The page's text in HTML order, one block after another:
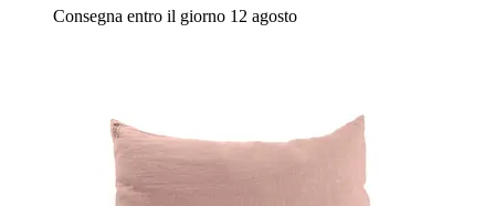
Consegna entro il giorno 12 agosto